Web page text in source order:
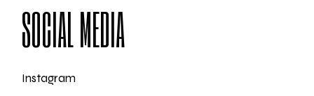
SOCIAL MEDIA
Instagram